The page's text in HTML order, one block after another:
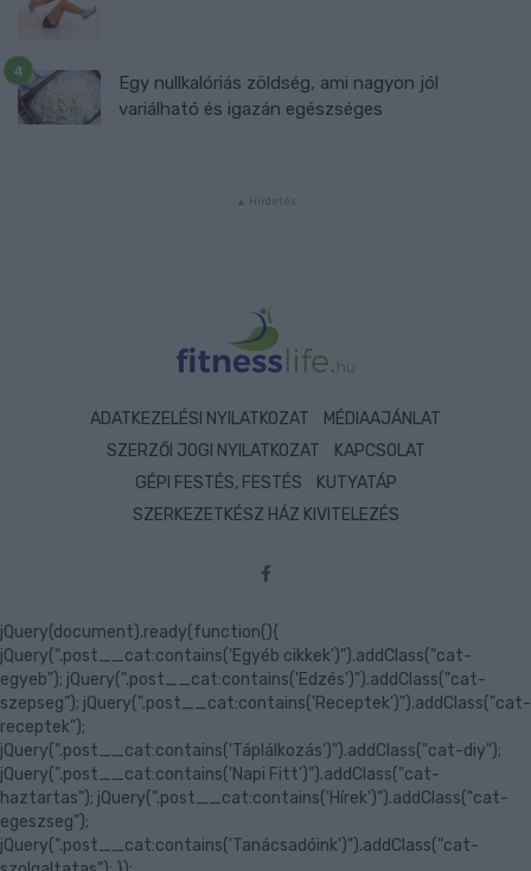
Egy nullkalóriás zöldség, ami nagyon jól
variálható és igazán egészséges
ADATKEZELÉSI NYILATKOZAT
MÉDIAAJÁNLAT
SZERZŐI JOGI NYILATKOZAT
KAPCSOLAT
GÉPI FESTÉS, FESTÉS
KUTYATÁP
SZERKEZETKÉSZ HÁZ KIVITELEZÉS
jQuery(document).ready(function(){
jQuery(".post__cat:contains('Egyéb cikkek')").addClass("cat-
egyeb"); jQuery(".post__cat:contains('Edzés')").addClass("cat-
szepseg"); jQuery(".post__cat:contains('Receptek')").addClass("cat-
receptek");
jQuery(".post__cat:contains('Táplálkozás')").addClass("cat-diy");
jQuery(".post__cat:contains('Napi Fitt')").addClass("cat-
haztartas"); jQuery(".post__cat:contains('Hírek')").addClass("cat-
egeszseg");
jQuery(".post__cat:contains('Tanácsadóink')").addClass("cat-